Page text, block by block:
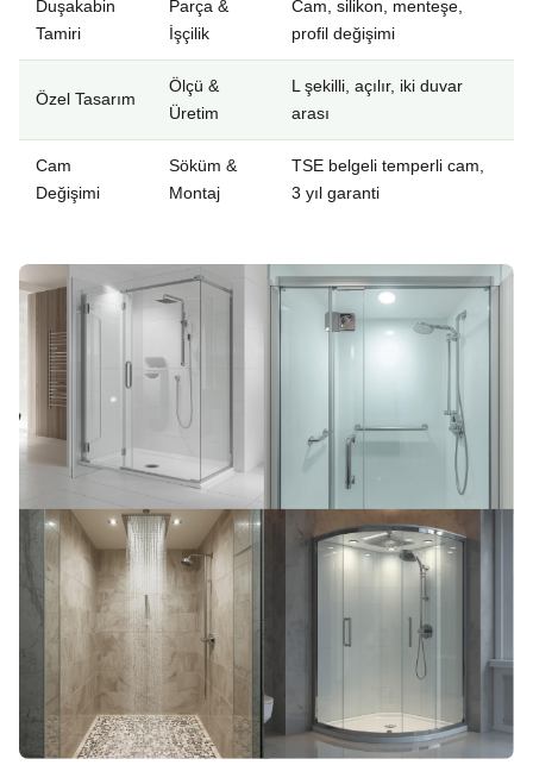
Duşakabin
Tamiri
Parça &
İşçilik
Cam, silikon, menteşe,
profil değişimi
Özel Tasarım
Ölçü &
Üretim
L şekilli, açılır, iki duvar
arası
Cam
Değişimi
Söküm &
Montaj
TSE belgeli temperli cam,
3 yıl garanti